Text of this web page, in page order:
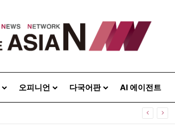
오피니언 다국어판 AI 에이전트